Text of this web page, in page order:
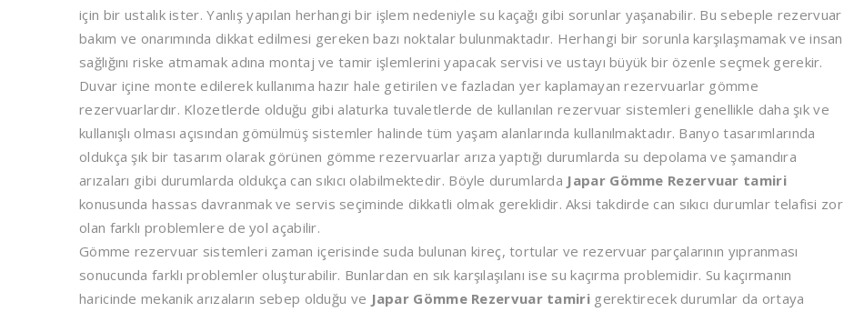
için bir ustalık ister. Yanlış yapılan herhangi bir işlem nedeniyle su kaçağı gibi sorunlar yaşanabilir. Bu sebeple rezervuar
bakım ve onarımında dikkat edilmesi gereken bazı noktalar bulunmaktadır. Herhangi bir sorunla karşılaşmamak ve insan
sağlığını riske atmamak adına montaj ve tamir işlemlerini yapacak servisi ve ustayı büyük bir özenle seçmek gerekir.
Duvar içine monte edilerek kullanıma hazır hale getirilen ve fazladan yer kaplamayan rezervuarlar gömme
rezervuarlardır. Klozetlerde olduğu gibi alaturka tuvaletlerde de kullanılan rezervuar sistemleri genellikle daha şık ve
kullanışlı olması açısından gömülmüş sistemler halinde tüm yaşam alanlarında kullanılmaktadır. Banyo tasarımlarında
oldukça şık bir tasarım olarak görünen gömme rezervuarlar arıza yaptığı durumlarda su depolama ve şamandıra
arızaları gibi durumlarda oldukça can sıkıcı olabilmektedir. Böyle durumlarda Japar Gömme Rezervuar tamiri
konusunda hassas davranmak ve servis seçiminde dikkatli olmak gereklidir. Aksi takdirde can sıkıcı durumlar telafisi zor
olan farklı problemlere de yol açabilir.
Gömme rezervuar sistemleri zaman içerisinde suda bulunan kireç, tortular ve rezervuar parçalarının yıpranması
sonucunda farklı problemler oluşturabilir. Bunlardan en sık karşılaşılanı ise su kaçırma problemidir. Su kaçırmanın
haricinde mekanik arızaların sebep olduğu ve Japar Gömme Rezervuar tamiri gerektirecek durumlar da ortaya